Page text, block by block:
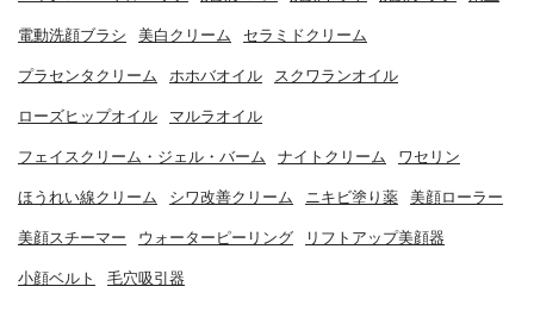
電動洗顔ブラシ 美白クリーム セラミドクリーム
プラセンタクリーム ホホバオイル スクワランオイル
ローズヒップオイル マルラオイル
フェイスクリーム・ジェル・バーム ナイトクリーム ワセリン
ほうれい線クリーム シワ改善クリーム ニキビ塗り薬 美顔ローラー
美顔スチーマー ウォーターピーリング リフトアップ美顔器
小顔ベルト 毛穴吸引器